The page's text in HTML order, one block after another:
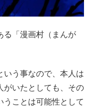
る「漫画村（まんが
いう事なので、本人は
がいたとしても、その
うことは可能性として